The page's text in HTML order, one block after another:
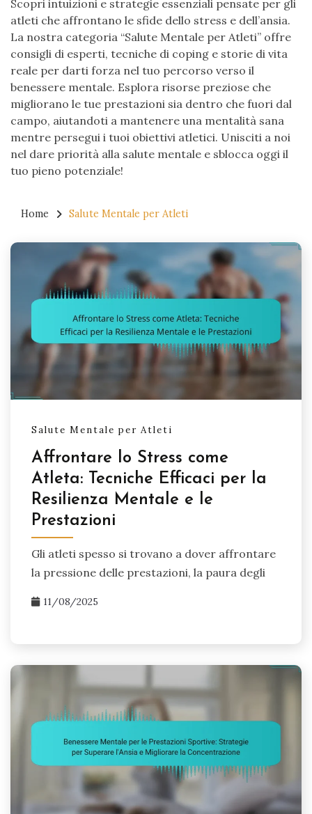
Scopri intuizioni e strategie essenziali pensate per gli
atleti che affrontano le sfide dello stress e dell’ansia.
La nostra categoria “Salute Mentale per Atleti” offre
consigli di esperti, tecniche di coping e storie di vita
reale per darti forza nel tuo percorso verso il
benessere mentale. Esplora risorse preziose che
migliorano le tue prestazioni sia dentro che fuori dal
campo, aiutandoti a mantenere una mentalità sana
mentre persegui i tuoi obiettivi atletici. Unisciti a noi
nel dare priorità alla salute mentale e sblocca oggi il
tuo pieno potenziale!
Home Salute Mentale per Atleti
Salute Mentale per Atleti
Affrontare lo Stress come
Atleta: Tecniche Efficaci per la
Resilienza Mentale e le
Prestazioni
Gli atleti spesso si trovano a dover affrontare
la pressione delle prestazioni, la paura degli
11/08/2025